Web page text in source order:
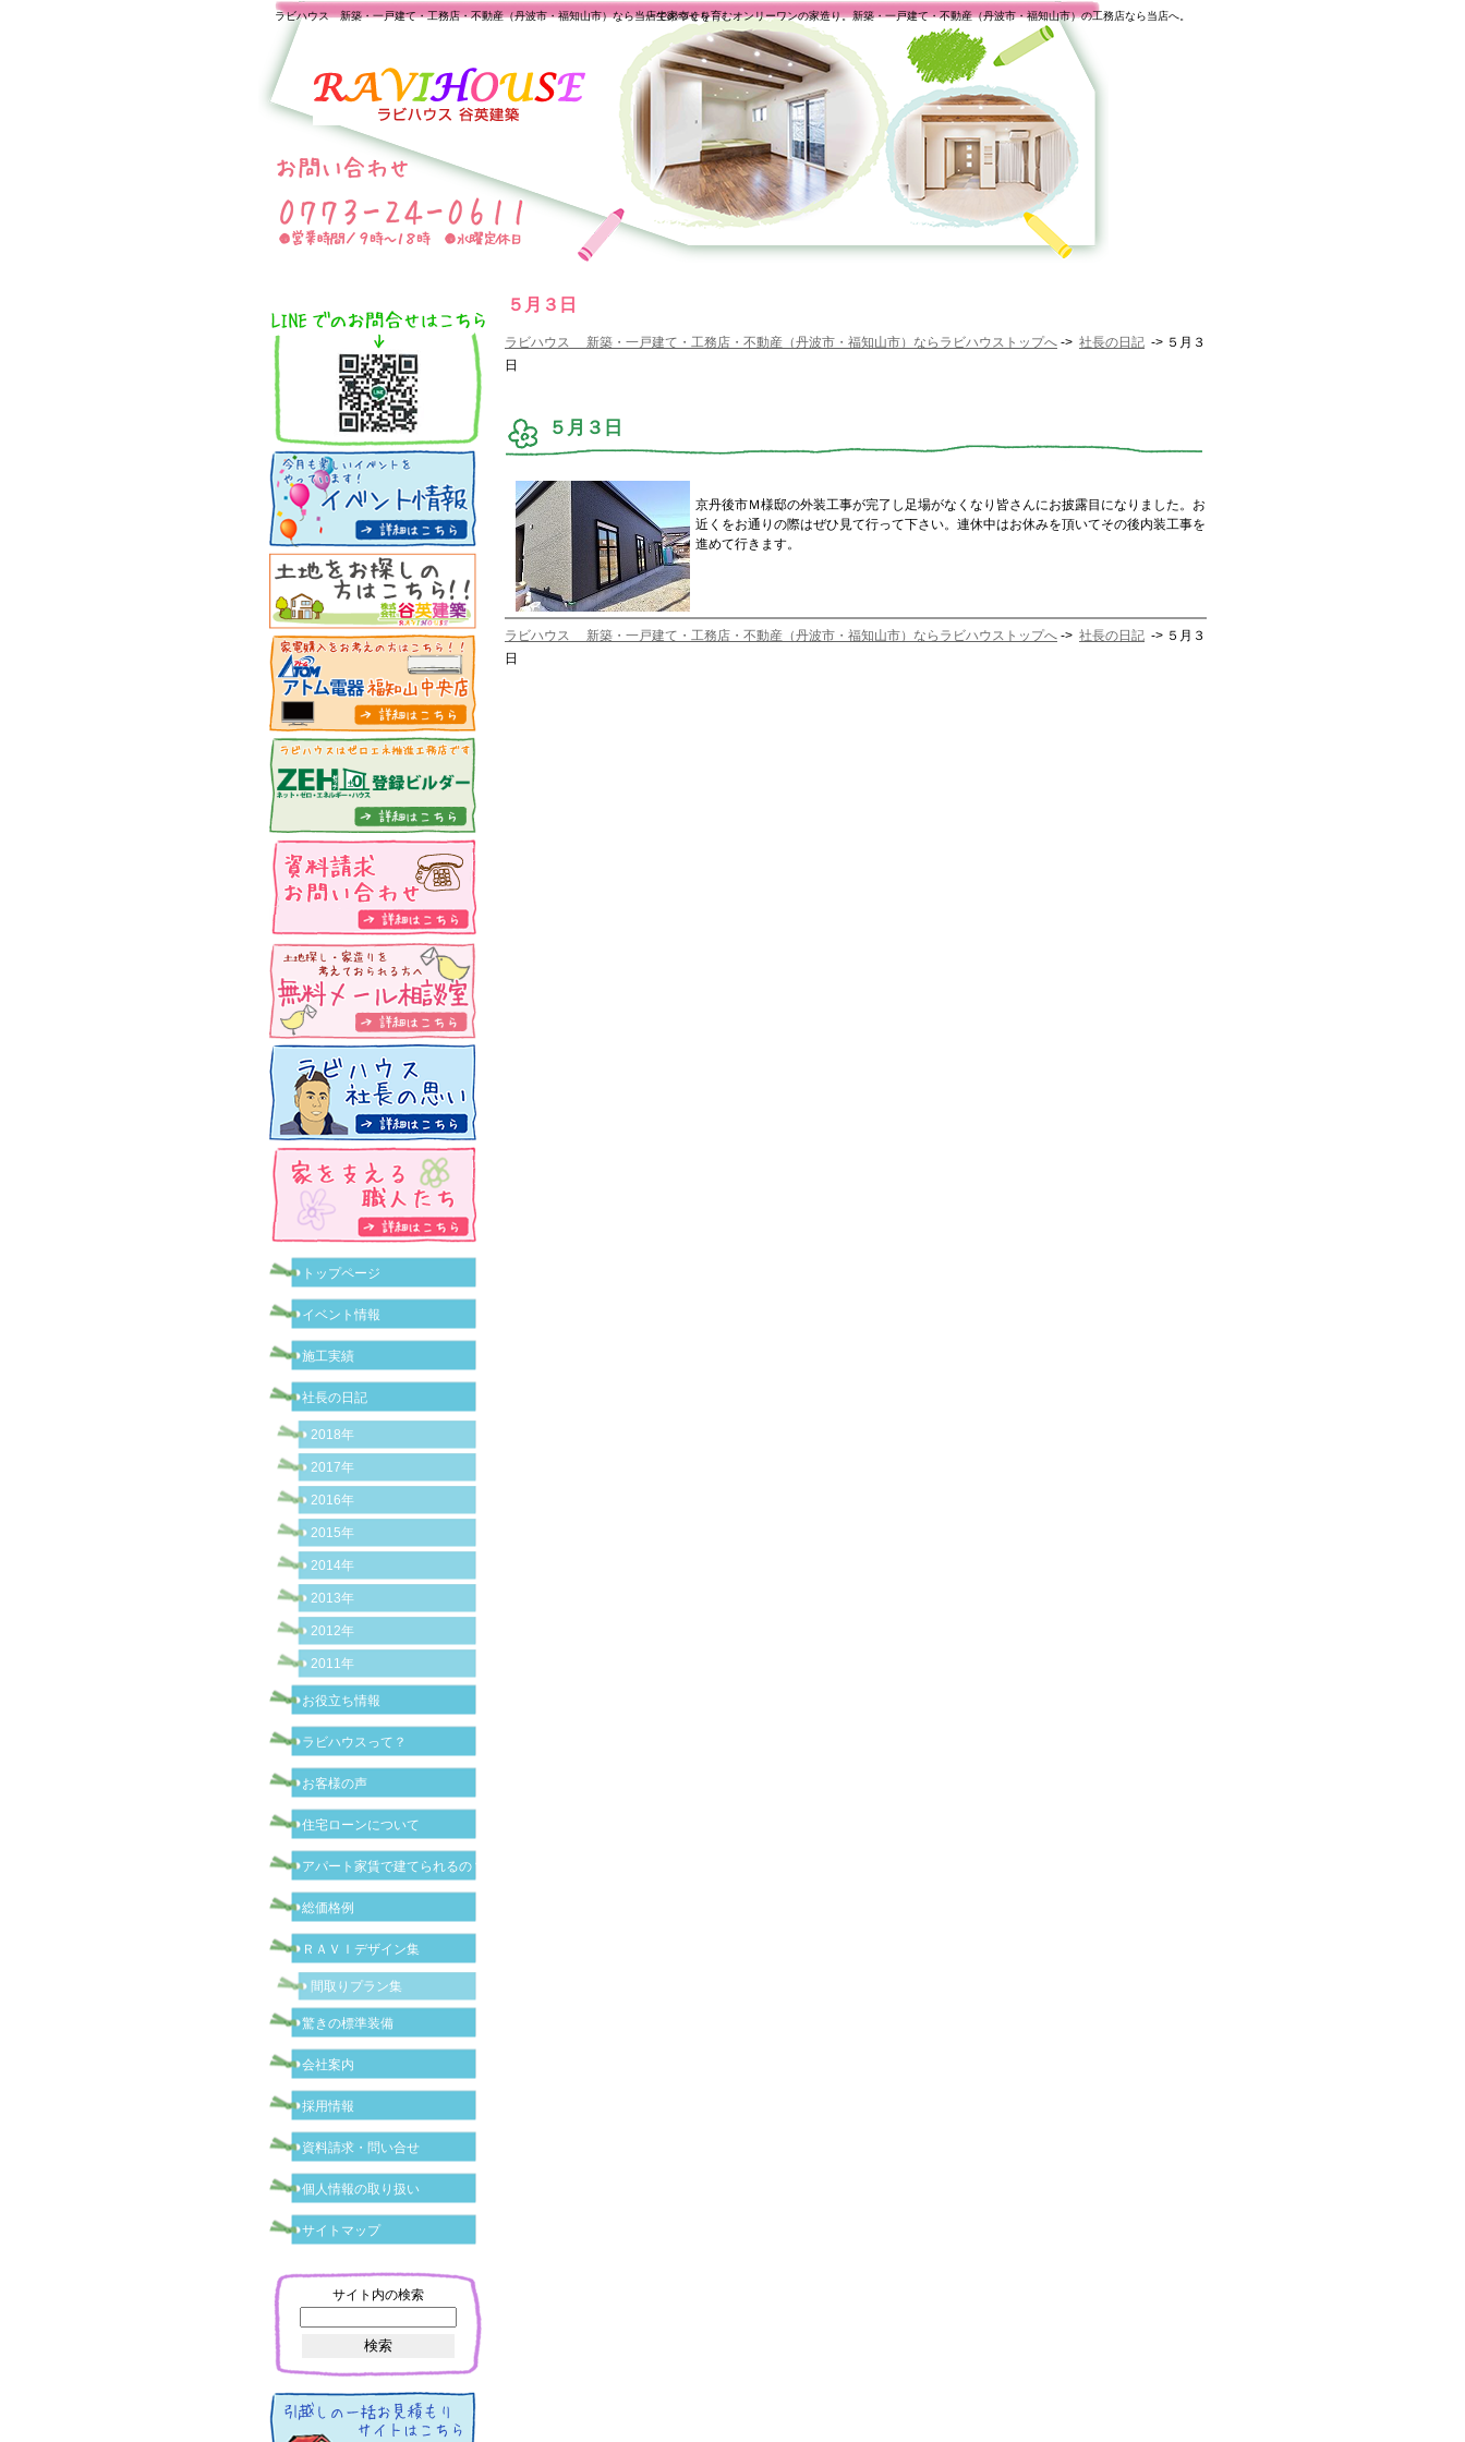
５月３日
一生の幸せを育むオンリーワンの家造り。新築・一戸建て・不動産（丹波市・福知山市）の工務店なら当店へ。
ラビハウス 新築・一戸建て・工務店・不動産（丹波市・福知山市）なら当店で家づくり
ラビハウス 新築・一戸建て・工務店・不動産（丹波市・福知山市）ならラビハウストップへ -> 社長の日記 -> ５月３
日
５月３日
京丹後市Ｍ様邸の外装工事が完了し足場がなくなり皆さんにお披露目になりました。お
近くをお通りの際はぜひ見て行って下さい。連休中はお休みを頂いてその後内装工事を
進めて行きます。
ラビハウス 新築・一戸建て・工務店・不動産（丹波市・福知山市）ならラビハウストップへ -> 社長の日記 -> ５月３
日
トップページ
イベント情報
施工実績
社長の日記
2018年
2017年
2016年
2015年
2014年
2013年
2012年
2011年
お役立ち情報
ラビハウスって？
お客様の声
住宅ローンについて
アパート家賃で建てられるの？
総価格例
ＲＡＶＩデザイン集
間取りプラン集
驚きの標準装備
会社案内
採用情報
資料請求・問い合せ
個人情報の取り扱い
サイトマップ
サイト内の検索